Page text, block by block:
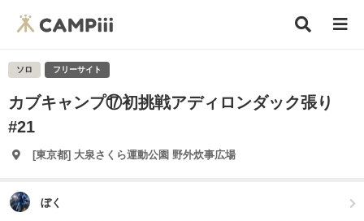
ソロ フリーサイト
カブキャンプ⑰初挑戦アディロンダック張り
#21
[東京都] 大泉さくら運動公園 野外炊事広場
ぼく